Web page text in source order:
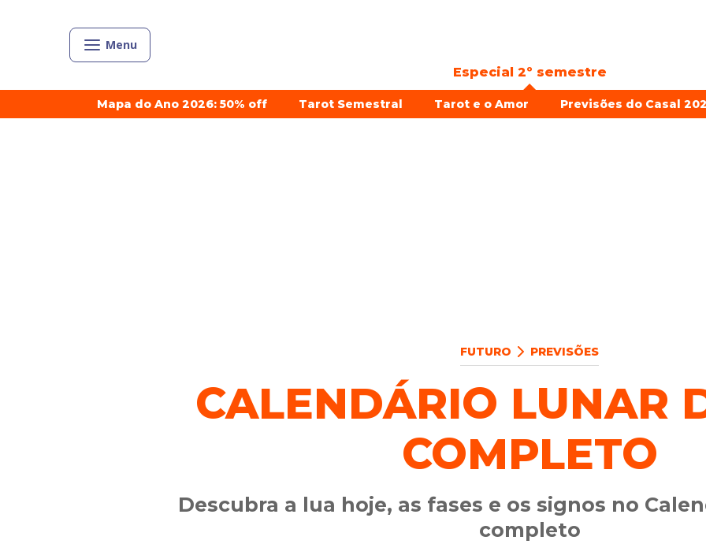
Menu
Especial 2º semestre
Mapa do Ano 2026: 50% off Tarot Semestral Tarot e o Amor Previsões do Casal
FUTURO PREVISÕES
CALENDÁRIO LUNAR
COMPLETO
Descubra a lua hoje, as fases e os signos no
completo